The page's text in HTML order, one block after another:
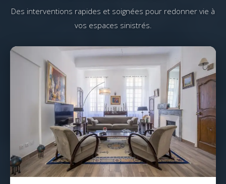
Des interventions rapides et soignées pour redonner vie à
vos espaces sinistrés.